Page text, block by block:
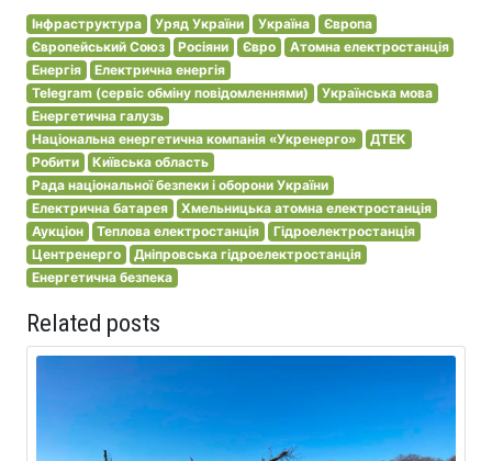
Інфраструктура Уряд України Україна
Європа
Європейський Союз
Росіяни Євро
Атомна електростанція
Енергія
Електрична енергія
Telegram (сервіс обміну повідомленнями)
Українська мова
Енергетична галузь
Національна енергетична компанія «Укренерго»
ДТЕК
Робити
Київська область
Рада національної безпеки і оборони України
Електрична батарея
Хмельницька атомна електростанція
Аукціон
Теплова електростанція
Гідроелектростанція
Центренерго
Дніпровська гідроелектростанція
Енергетична безпека
Related posts